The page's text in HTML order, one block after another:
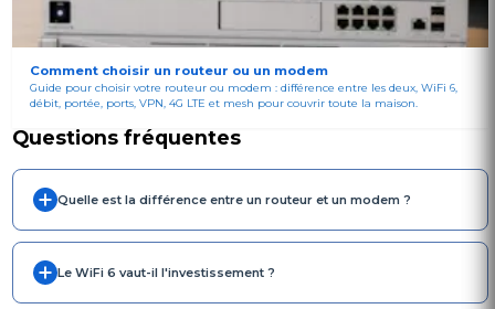
Comment choisir un routeur ou un modem
Guide pour choisir votre routeur ou modem : différence entre les deux, WiFi 6,
débit, portée, ports, VPN, 4G LTE et mesh pour couvrir toute la maison.
Questions fréquentes
Quelle est la différence entre un routeur et un modem ?
Le WiFi 6 vaut-il l'investissement ?